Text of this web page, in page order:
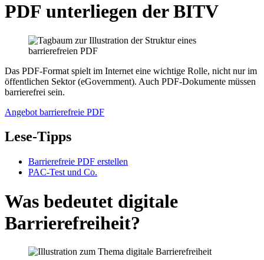
PDF unterliegen der BITV
Das PDF-Format spielt im Internet eine wichtige Rolle, nicht nur im
öffentlichen Sektor (eGovernment). Auch PDF-Dokumente müssen
barrierefrei sein.
Angebot barrierefreie PDF
Lese-Tipps
Barrierefreie PDF erstellen
PAC-Test und Co.
Was bedeutet digitale
Barrierefreiheit?